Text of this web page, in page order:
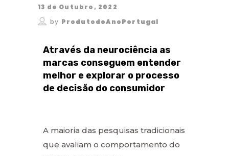
13 de Outubro, 2022
by ProdutodoAnoPortugal
Através da neurociência as
marcas conseguem entender
melhor e explorar o processo
de decisão do consumidor
A maioria das pesquisas tradicionais
que avaliam o comportamento do